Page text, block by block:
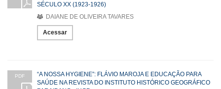
SÉCULO XX (1923-1926)
DAIANE DE OLIVEIRA TAVARES
Acessar
PDF
“A NOSSA HYGIENE”: FLÁVIO MAROJA E EDUCAÇÃO PARA
SAÚDE NA REVISTA DO INSTITUTO HISTÓRICO GEOGRÁFICO